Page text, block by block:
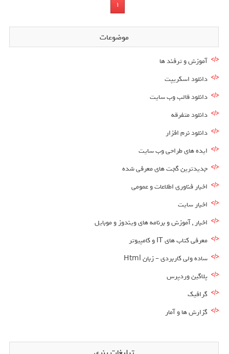
1
موضوعات
آموزش و ترفند ها
دانلود اسکریپت
دانلود قالب وب سایت
دانلود متفرقه
دانلود نرم افزار
ایده های طراحی وب سایت
جدیدترین گجت های معرفی شده
اخبار فناوری اطلاعات و عمومی
اخبار سایت
اخبار , آموزش و برنامه های ویندوز و موبایل
معرفی کتاب های IT و کامپیوتر
ساده ولی کاربردی – زبان Html
پلاگین وردپرس
گرافیک
گزارش ها و آمار